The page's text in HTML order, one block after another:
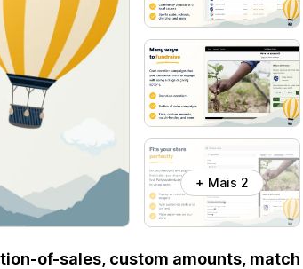
+ Mais 2
of-sales, custom amounts, match